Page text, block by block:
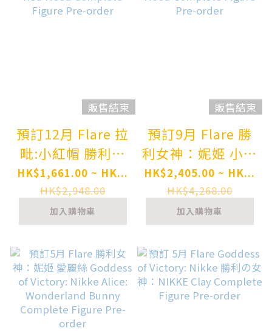
販售結束
預訂12月 Flare 拉
毗:小紅帽 勝利女
神:妮姬 Goddess
of Victory: Nikke
Rapi: Red Hood
Complete Figure
Pre-order
HK$1,661.00 ~ HK...
HK$2,948.00
加入購物車
販售結束
預訂9月 Flare 勝
利女神：妮姬 小紅
帽 Goddess of
Victory: Nikke
Red Hood
Complete Figure
Pre-order
HK$2,405.00 ~ HK...
HK$4,268.00
加入購物車